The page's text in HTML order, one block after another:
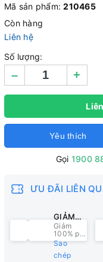
Mã sản phẩm:210465
Còn hàng
Liên hệ
Số lượng:
– +
Yêu thích
Gọi 1900
ƯU ĐÃI LIÊN
GIẢM
100%
PHÍ
SHIP
Giảm
100% phí
ship (tối
đơn hàng
Sao
chép